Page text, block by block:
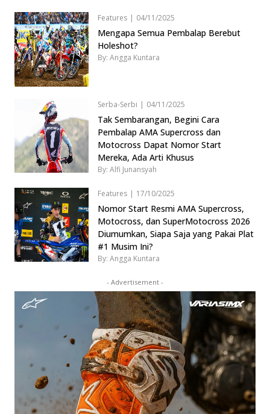
Features | 04/11/2025
Mengapa Semua Pembalap Berebut
Holeshot?
By: Angga Kuntara
Serba-Serbi | 04/11/2025
Tak Sembarangan, Begini Cara
Pembalap AMA Supercross dan
Motocross Dapat Nomor Start
Mereka, Ada Arti Khusus
By: Alfi Junansyah
Features | 17/10/2025
Nomor Start Resmi AMA Supercross,
Motocross, dan SuperMotocross 2026
Diumumkan, Siapa Saja yang Pakai Plat
#1 Musim Ini?
By: Angga Kuntara
- Advertisement -